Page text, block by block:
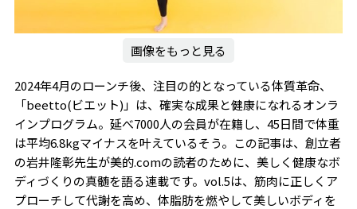
画像をもっと見る
2024年4月のローンチ後、注目の的となっている体質革命、
「beetto(ビエット)」は、確実な成果と健康になれるオンラ
インプログラム。延べ7000人の会員が在籍し、45日間で体重
は平均6.8kgマイナスを叶えているそう。この記事は、創立者
の岩井隆彰先生が美的.comの読者のために、美しく健康なボ
ディづくりの真髄を語る連載です。vol.5は、筋肉に正しくア
プローチして代謝を高め、体脂肪を燃やして美しいボディを